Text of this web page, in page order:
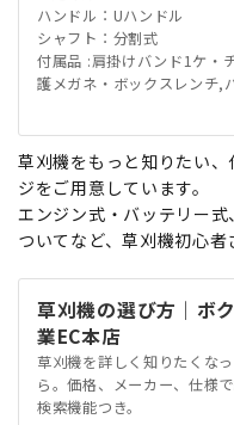
ハンドル：Uハンドル
シャフト：分割式
付属品 :肩掛けバンド1ケ・
護メガネ・ボックスレンチ,
草刈機をもっと知りたい
ジをご用意しています。
エンジン式・バッテリー
ついてなど、草刈機初心者
草刈機の選び方｜ボ
業EC本店
草刈機を詳しく知りたくな
ら。価格、メーカー、仕様
検索機能つき。